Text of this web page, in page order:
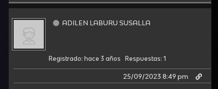
ADILEN LABURU SUSALLA
Registrado: hace 3 años Respuestas: 1
25/09/2023 8:49 pm